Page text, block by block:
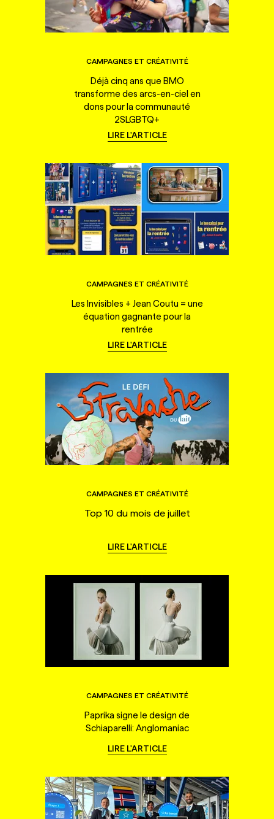
CAMPAGNES ET CRÉATIVITÉ
Déjà cinq ans que BMO
transforme des arcs-en-ciel en
dons pour la communauté
2SLGBTQ+
LIRE L'ARTICLE
CAMPAGNES ET CRÉATIVITÉ
Les Invisibles + Jean Coutu = une
équation gagnante pour la
rentrée
LIRE L'ARTICLE
CAMPAGNES ET CRÉATIVITÉ
Top 10 du mois de juillet
LIRE L'ARTICLE
CAMPAGNES ET CRÉATIVITÉ
Paprika signe le design de
Schiaparelli: Anglomaniac
LIRE L'ARTICLE